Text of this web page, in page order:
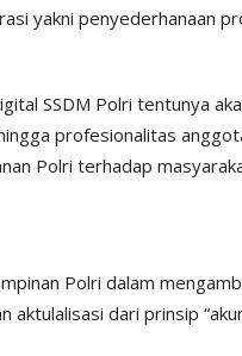
yakni penyederhanaan
SSDM Polri tentunya
profesionalitas
Polri terhadap
Polri dalam
aktulalisasi dari prinsip
Ny. Juliati